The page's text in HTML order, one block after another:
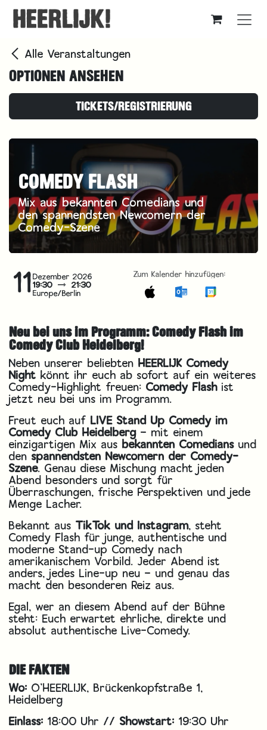
Zum Inhalt springen
Alle Veranstaltungen
OPTIONEN ANSEHEN
TICKETS/REGISTRIERUNG
COMEDY FLASH
Mix aus bekannten Comedians und
den spannendsten Newcomern der
Comedy-Szene
11Dezember 2026
19:30 21:30
Europe/Berlin
Zum Kalender hinzufügen:
Neu bei uns im Programm: Comedy Flash im
Comedy Club Heidelberg!
Neben unserer beliebten HEERLIJK Comedy
Night könnt ihr euch ab sofort auf ein weiteres
Comedy-Highlight freuen: Comedy Flash ist
jetzt neu bei uns im Programm.
Freut euch auf LIVE Stand Up Comedy im
Comedy Club Heidelberg – mit einem
einzigartigen Mix aus bekannten Comedians und
den spannendsten Newcomern der Comedy-
Szene. Genau diese Mischung macht jeden
Abend besonders und sorgt für
Überraschungen, frische Perspektiven und jede
Menge Lacher.
Bekannt aus TikTok und Instagram, steht
Comedy Flash für junge, authentische und
moderne Stand-up Comedy nach
amerikanischem Vorbild. Jeder Abend ist
anders, jedes Line-up neu – und genau das
macht den besonderen Reiz aus.
Egal, wer an diesem Abend auf der Bühne
steht: Euch erwartet ehrliche, direkte und
absolut authentische Live-Comedy.
DIE FAKTEN
Wo: O’HEERLIJK, Brückenkopfstraße 1,
Heidelberg
Einlass: 18:00 Uhr // Showstart: 19:30 Uhr